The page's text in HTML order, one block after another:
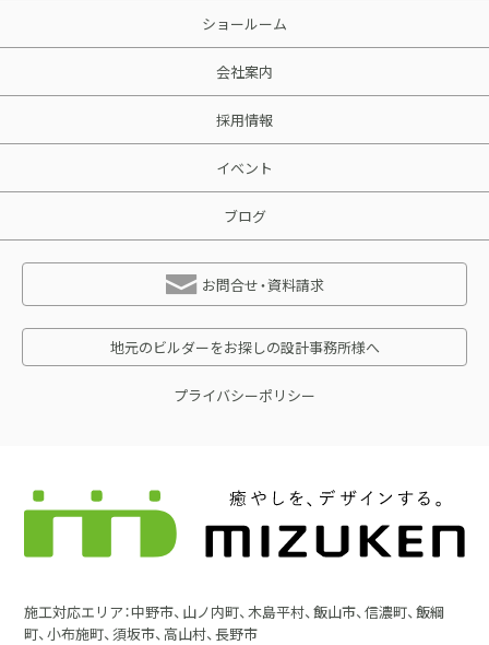
ショールーム
会社案内
採用情報
イベント
ブログ
お問合せ・資料請求
地元のビルダーをお探しの設計事務所様へ
プライバシーポリシー
施工対応エリア：中野市、山ノ内町、木島平村、飯山市、信濃町、飯綱
町、小布施町、須坂市、高山村、長野市